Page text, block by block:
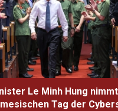
Le Minh Hung
Tag der